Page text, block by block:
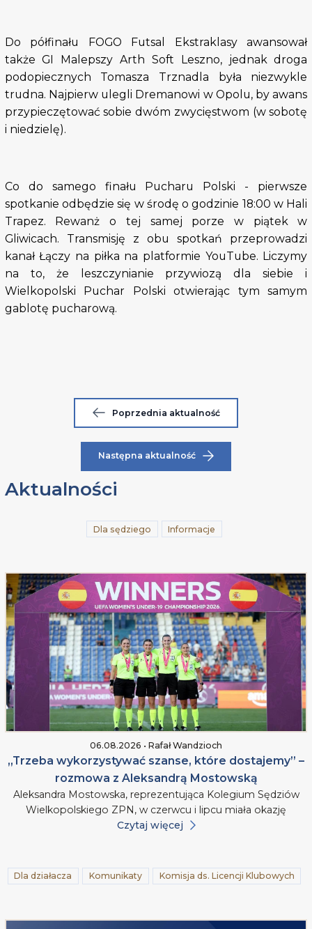
Do półfinału FOGO Futsal Ekstraklasy awansował
także GI Malepszy Arth Soft Leszno, jednak droga
podopiecznych Tomasza Trznadla była niezwykle
trudna. Najpierw ulegli Dremanowi w Opolu, by awans
przypieczętować sobie dwóm zwycięstwom (w sobotę
i niedzielę).
Co do samego finału Pucharu Polski - pierwsze
spotkanie odbędzie się w środę o godzinie 18:00 w Hali
Trapez. Rewanż o tej samej porze w piątek w
Gliwicach. Transmisję z obu spotkań przeprowadzi
kanał Łączy na piłka na platformie YouTube. Liczymy
na to, że leszczynianie przywiozą dla siebie i
Wielkopolski Puchar Polski otwierając tym samym
gablotę pucharową.
Poprzednia aktualność
Następna aktualność
Aktualności
Dla sędziego Informacje
06.08.2026 • Rafał Wandzioch
„Trzeba wykorzystywać szanse, które dostajemy” –
rozmowa z Aleksandrą Mostowską
Aleksandra Mostowska, reprezentująca Kolegium Sędziów
Wielkopolskiego ZPN, w czerwcu i lipcu miała okazję
Czytaj więcej
Dla działacza Komunikaty Komisja ds. Licencji Klubowych